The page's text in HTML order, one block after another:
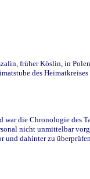
früher Köslin, in
des
die Chronologie
nicht unmittelbar
dahinter zu